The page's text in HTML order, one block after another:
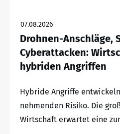
07.08.2026
Drohnen-Anschläge,
Cyberattacken:
hybriden Angriffen
Hybride Angriffe
nehmenden Risiko. Die
Wirtschaft erwartet eine